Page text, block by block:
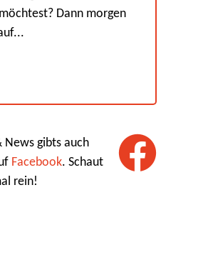
Dann morgen
News gibts auch
Facebook. Schaut
rein!